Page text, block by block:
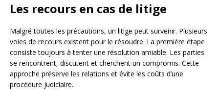
Les recours en cas de litige
Malgré toutes les précautions, un litige peut survenir. Plusieurs
voies de recours existent pour le résoudre. La première étape
consiste toujours à tenter une résolution amiable. Les parties
se rencontrent, discutent et cherchent un compromis. Cette
approche préserve les relations et évite les coûts d’une
procédure judiciaire.